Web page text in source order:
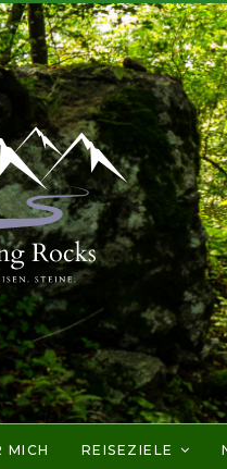
MICH REISEZIELE